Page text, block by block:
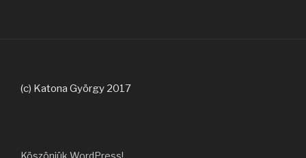
(c) Katona György 2017
Köszönjük WordPress!